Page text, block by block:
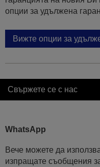
опции за удължена
Вижте опции за
Свържете се с нас
WhatsApp
Вече можете да
изпращате съобщения